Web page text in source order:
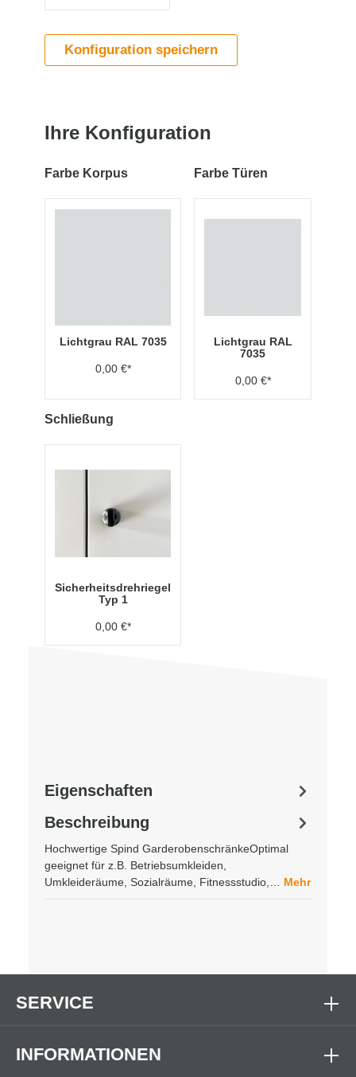
Konfiguration speichern
Ihre Konfiguration
Farbe Korpus
Lichtgrau RAL 7035
0,00 €*
Farbe Türen
Lichtgrau RAL
7035
0,00 €*
Schließung
Sicherheitsdrehriegel
Typ 1
0,00 €*
Beschreibung
Hochwertige Spind GarderobenschränkeOptimal
geeignet für z.B. Betriebsumkleiden,
Umkleideräume, Sozialräume, Fitnessstudio,… Mehr
Eigenschaften
SERVICE
INFORMATIONEN